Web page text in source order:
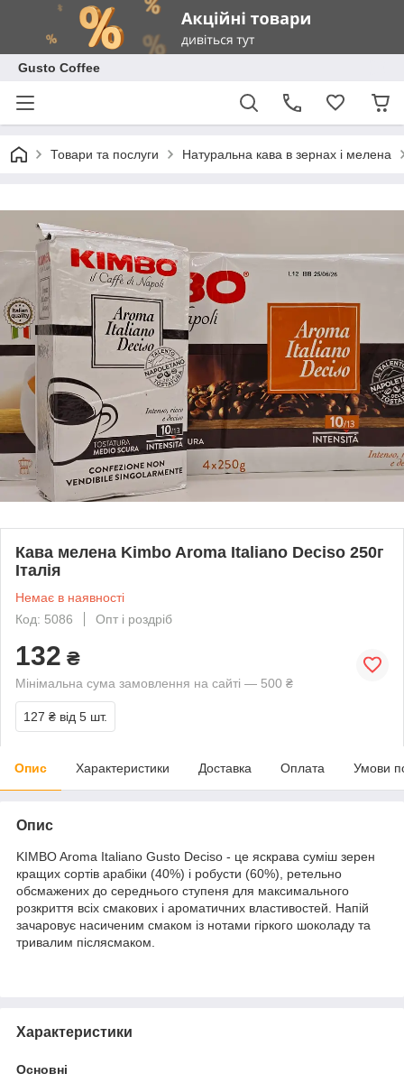
Gusto Coffee
Товари та послуги Натуральна кава в зернах і мелена
Кава мелена Kimbo Aroma Italiano Deciso 250г
Італія
Немає в наявності
Код: 5086
Опт і роздріб
132 ₴
Мінімальна сума замовлення на сайті — 500 ₴
127 ₴ від 5 шт.
Опис Характеристики Доставка Оплата Умови
Опис
KIMBO Aroma Italiano Gusto Deciso - це яскрава суміш зерен
кращих сортів арабіки (40%) і робусти (60%), ретельно
обсмажених до середнього ступеня для максимального
розкриття всіх смакових і ароматичних властивостей. Напій
зачаровує насиченим смаком із нотами гіркого шоколаду та
тривалим післясмаком.
Характеристики
Основні